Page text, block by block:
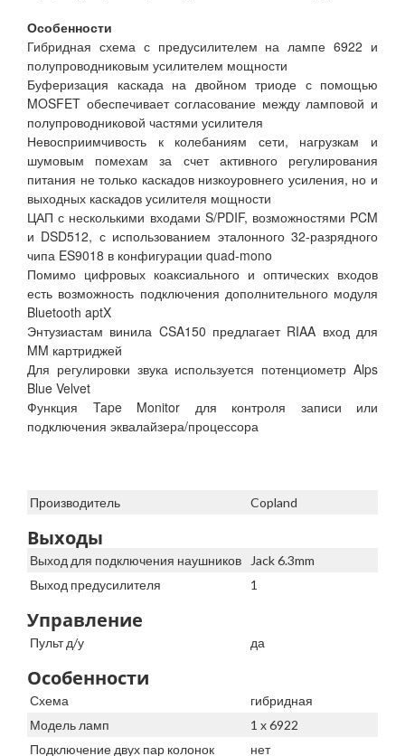
Особенности
Гибридная схема с предусилителем на лампе 6922 и
полупроводниковым усилителем мощности
Буферизация каскада на двойном триоде с помощью
MOSFET обеспечивает согласование между ламповой и
полупроводниковой частями усилителя
Невосприимчивость к колебаниям сети, нагрузкам и
шумовым помехам за счет активного регулирования
питания не только каскадов низкоуровнего усиления, но и
выходных каскадов усилителя мощности
ЦАП с несколькими входами S/PDIF, возможностями PCM
и DSD512, с использованием эталонного 32-разрядного
чипа ES9018 в конфигурации quad-mono
Помимо цифровых коаксиального и оптических входов
есть возможность подключения дополнительного модуля
Bluetooth aptX
Энтузиастам винила CSA150 предлагает RIAA вход для
MM картриджей
Для регулировки звука используется потенциометр Alps
Blue Velvet
Функция Tape Monitor для контроля записи или
подключения эквалайзера/процессора
Производитель Copland
Выходы
Выход для подключения наушников
Jack 6.3mm
Выход предусилителя
1
Управление
Пульт д/у да
Особенности
Схема
гибридная
Модель ламп
1 х 6922
Подключение двух пар колонок
нет